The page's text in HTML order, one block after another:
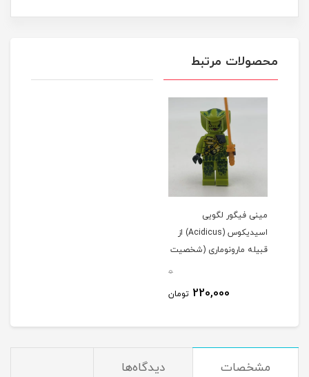
محصولات مرتبط
مینی فیگور لگویی
اسیدیکوس (Acidicus) از
قبیله مارونوماری (شخصیت
0
220,000 تومان
مشخصات دیدگاه‌ها